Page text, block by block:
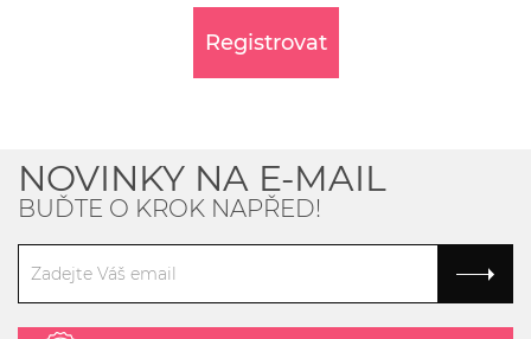
Registrovat
NOVINKY NA E-MAIL
BUĎTE O KROK NAPŘED!